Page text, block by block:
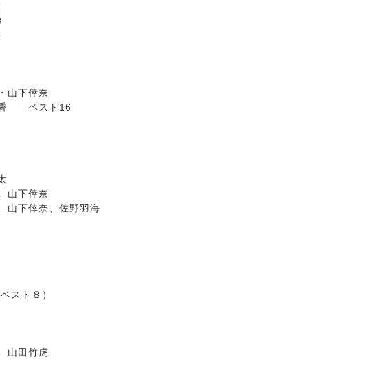
山下倖奈
香 ベスト16
山下倖奈
山下倖奈、佐野羽海
８）
竹虎